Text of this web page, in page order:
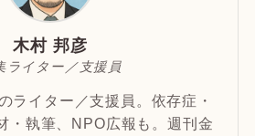
木村 邦彦
ライター／支援員
ライター／支援員。依存症・
・執筆、NPO広報も。週刊金